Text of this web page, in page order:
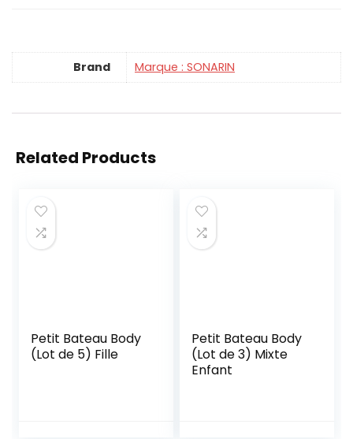
Brand Marque : SONARIN
Related Products
Petit Bateau Body
(Lot de 5) Fille
Petit Bateau Body
(Lot de 3) Mixte
Enfant